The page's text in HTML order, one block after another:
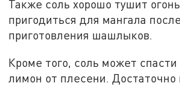
Также соль хорошо тушит
пригодиться для мангала после
приготовления шашлыков.
Кроме того, соль может
лимон от плесени. Достаточно